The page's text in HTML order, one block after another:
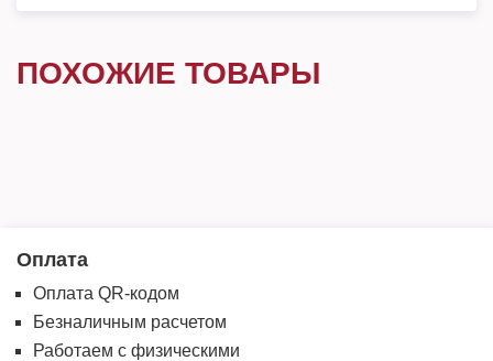
ПОХОЖИЕ ТОВАРЫ
Оплата
Оплата QR-кодом
Безналичным расчетом
Работаем с физическими